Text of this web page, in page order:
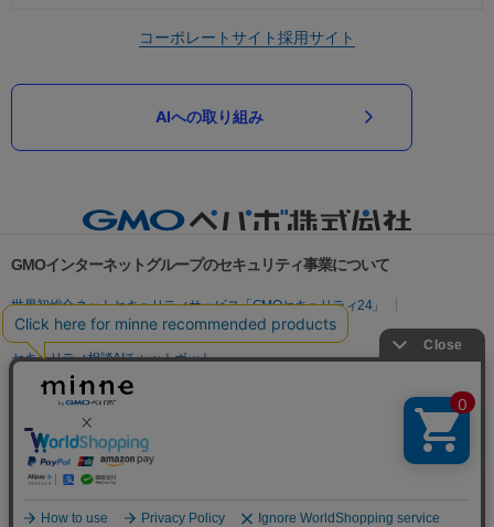
コーポレートサイト採用サイト
AIへの取り組み
GMOインターネットグループのセキュリティ事業について
世界初総合ネットセキュリティサービス「GMOセキュリティ24」
パスワード漏洩診断
Webサイトリスク診断
セキュリティ相談AIチャットボット
実在証明・盗聴対策
サイバー攻撃対策（GMO Flatt Security）
セキュリティ事業の軌跡